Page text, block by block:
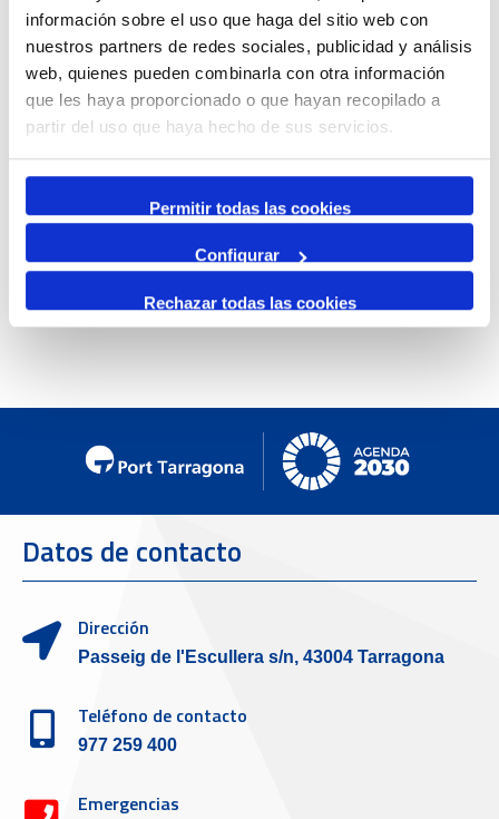
información sobre el uso que haga del sitio web con
nuestros partners de redes sociales, publicidad y análisis
web, quienes pueden combinarla con otra información
que les haya proporcionado o que hayan recopilado a
partir del uso que haya hecho de sus servicios.
Permitir todas las cookies
Configurar
Rechazar todas las cookies
Mensual
Ir al mes específico
Día Anterior
Siguiente Día
Datos de contacto
Dirección
Passeig de l'Escullera s/n, 43004 Tarragona
Teléfono de contacto
977 259 400
Emergencias